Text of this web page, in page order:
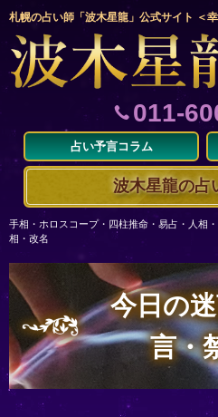
札幌の占い師「波木星龍」公式サイト ＜
011-
占い予言コラム
波木星龍の占
手相・ホロスコープ・四柱推命・易占・人相
相・改名
今日の
言・